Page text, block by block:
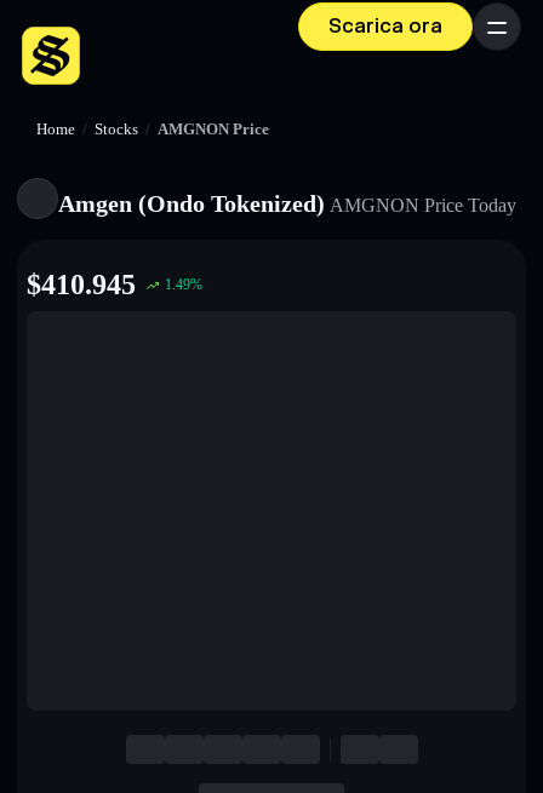
Scarica ora Menu
Home / Stocks / AMGNON Price
Amgen (Ondo Tokenized) AMGNON Price Today
$410.945 1.49%